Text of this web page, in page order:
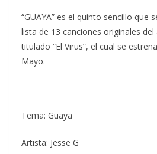
“GUAYA” es el quinto sencillo que
lista de 13 canciones originales
titulado “El Virus”, el cual se
Mayo.
Tema: Guaya
Artista: Jesse G